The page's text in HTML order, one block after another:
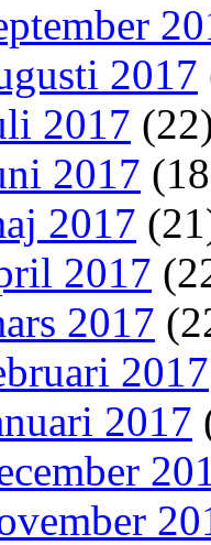
2017
2017
2017
2017
2017
2017
2017
2017